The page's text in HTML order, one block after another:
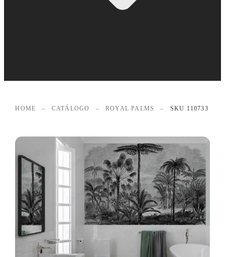
HOME – CATÁLOGO – ROYAL PALMS – SKU 110733